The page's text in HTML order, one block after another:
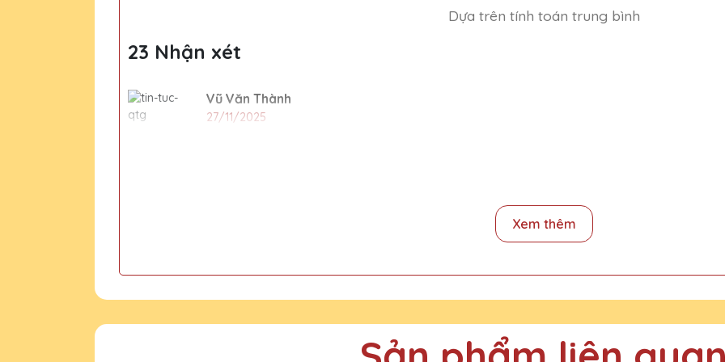
Dựa trên tính toán trung bình
23 Nhận xét
Vũ Văn Thành
27/11/2025
Chất lượng pha lê của Quà Tặng Pha Lê QTG rất tốt, thiết kế đẹp và sang trọng. Sẽ tiếp tục ủng
Xem thêm